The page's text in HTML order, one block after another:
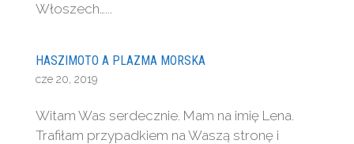
Włoszech…...
HASZIMOTO A PLAZMA MORSKA
cze 20, 2019
Witam Was serdecznie. Mam na imię Lena.
Trafiłam przypadkiem na Waszą stronę i